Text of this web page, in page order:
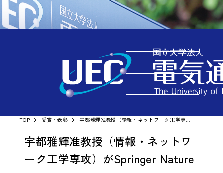
MENU
受賞・表彰
TOP 受賞・表彰
宇都雅輝准教授（情報・ネットワ
ーク工学専攻）がSpringer Nature